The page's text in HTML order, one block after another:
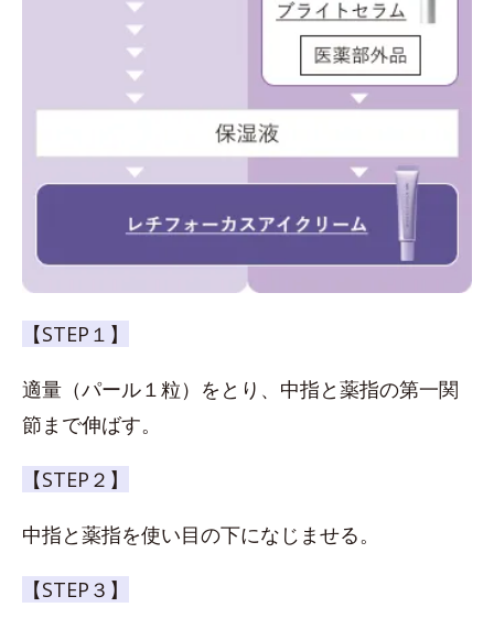
【STEP１】
適量（パール１粒）をとり、中指と薬指の第一関
節まで伸ばす。
【STEP２】
中指と薬指を使い目の下になじませる。
【STEP３】